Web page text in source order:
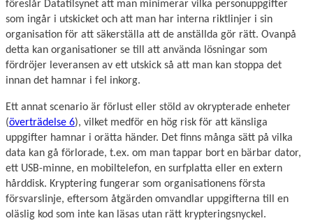
föreslår Datatilsynet att man minimerar vilka personuppgifter
som ingår i utskicket och att man har interna riktlinjer i sin
organisation för att säkerställa att de anställda gör rätt. Ovanpå
detta kan organisationer se till att använda lösningar som
fördröjer leveransen av ett utskick så att man kan stoppa det
innan det hamnar i fel inkorg.
Ett annat scenario är förlust eller stöld av okrypterade enheter
(överträdelse 6), vilket medför en hög risk för att känsliga
uppgifter hamnar i orätta händer. Det finns många sätt på vilka
data kan gå förlorade, t.ex. om man tappar bort en bärbar dator,
ett USB-minne, en mobiltelefon, en surfplatta eller en extern
hårddisk. Kryptering fungerar som organisationens första
försvarslinje, eftersom åtgärden omvandlar uppgifterna till en
oläslig kod som inte kan läsas utan rätt krypteringsnyckel.